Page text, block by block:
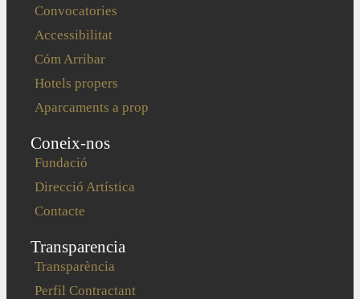
Convocatories
Accessibilitat
Cóm Arribar
Hotels propers
Aparcaments a prop
Coneix-nos
Fundació
Direcció Artística
Contacte
Transparencia
Transparència
Perfil Contractant